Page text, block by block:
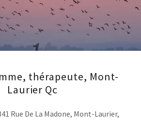
thérapeute, Mont-
Laurier Qc
Rue De La Madone, Mont-Laurier,